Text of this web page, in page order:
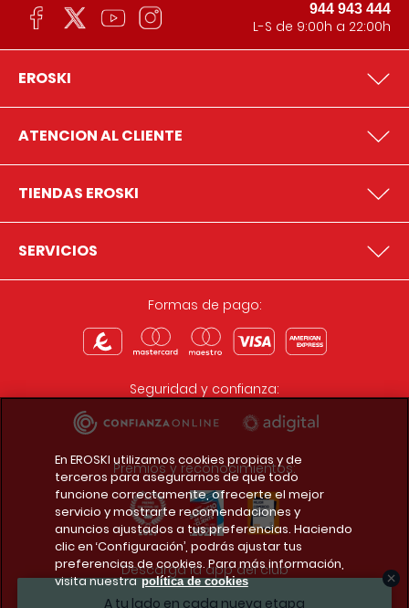
A tu lado en cada nueva etapa
944 943 444
L-S de 9:00h a 22:00h
EROSKI
ATENCION AL CLIENTE
TIENDAS EROSKI
SERVICIOS
Formas de pago:
Seguridad y confianza:
Premios y reconocimientos:
Descarga la app del club
En EROSKI utilizamos cookies propias y de
terceros para asegurarnos de que todo
funcione correctamente, ofrecerte el mejor
servicio y mostrarte recomendaciones y
anuncios ajustados a tus preferencias. Haciendo
clic en ‘Configuración’, podrás ajustar tus
preferencias de cookies. Para más información,
visita nuestra política de cookies